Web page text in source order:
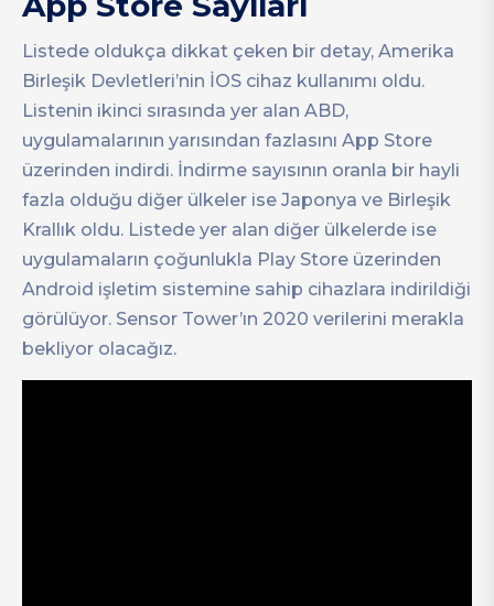
Listede oldukça dikkat çeken bir detay, Amerika
Birleşik Devletleri’nin İOS cihaz kullanımı oldu.
Listenin ikinci sırasında yer alan ABD,
uygulamalarının yarısından fazlasını App Store
üzerinden indirdi. İndirme sayısının oranla bir hayli
fazla olduğu diğer ülkeler ise Japonya ve Birleşik
Krallık oldu. Listede yer alan diğer ülkelerde ise
uygulamaların çoğunlukla Play Store üzerinden
Android işletim sistemine sahip cihazlara indirildiği
görülüyor. Sensor Tower’ın 2020 verilerini merakla
bekliyor olacağız.